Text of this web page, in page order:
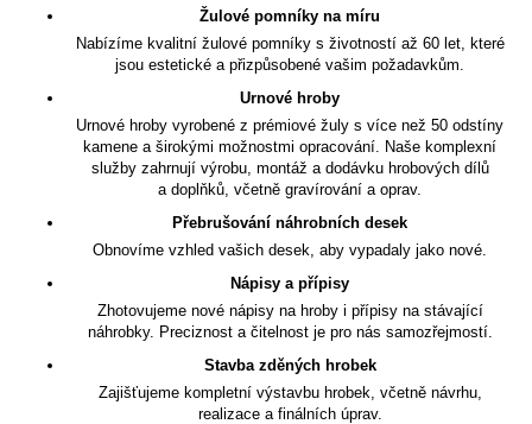
Žulové pomníky na míru
Nabízíme kvalitní žulové pomníky s životností až 60 let, které
jsou estetické a přizpůsobené vašim požadavkům.
Urnové hroby
Urnové hroby vyrobené z prémiové žuly s více než 50 odstíny
kamene a širokými možnostmi opracování. Naše komplexní
služby zahrnují výrobu, montáž a dodávku hrobových dílů
a doplňků, včetně gravírování a oprav.
Přebrušování náhrobních desek
Obnovíme vzhled vašich desek, aby vypadaly jako nové.
Nápisy a přípisy
Zhotovujeme nové nápisy na hroby i přípisy na stávající
náhrobky. Preciznost a čitelnost je pro nás samozřejmostí.
Stavba zděných hrobek
Zajišťujeme kompletní výstavbu hrobek, včetně návrhu,
realizace a finálních úprav.